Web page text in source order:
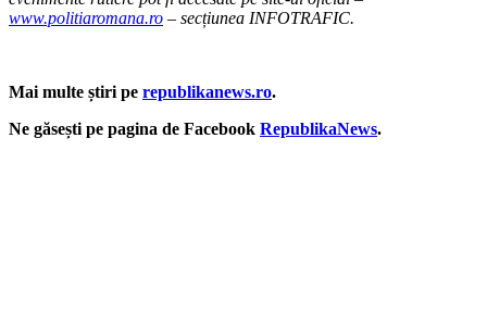
www.politiaromana.ro – secțiunea INFOTRAFIC.
Mai multe știri pe republikanews.ro.
Ne găsești pe pagina de Facebook RepublikaNews.